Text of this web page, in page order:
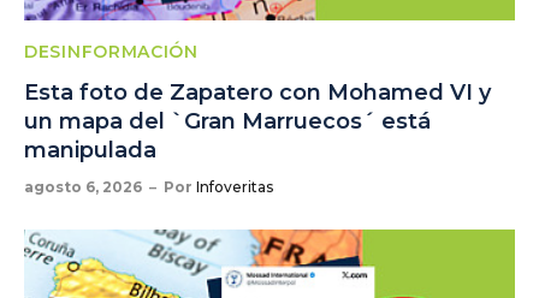
DESINFORMACIÓN
Esta foto de Zapatero con Mohamed VI y
un mapa del `Gran Marruecos´ está
manipulada
agosto 6, 2026 Por Infoveritas